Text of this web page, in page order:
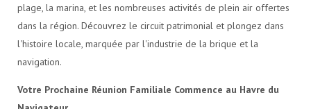
plage, la marina, et les nombreuses activités de plein air offertes
dans la région. Découvrez le circuit patrimonial et plongez dans
l'histoire locale, marquée par l'industrie de la brique et la
navigation.
Votre Prochaine Réunion Familiale Commence au Havre du